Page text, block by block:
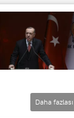
Daha fazlası